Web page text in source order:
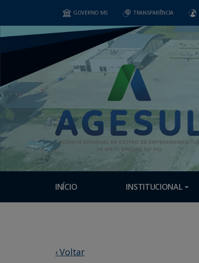
GOVERNO MS TRANSPARÊNCIA
INÍCIO INSTITUCIONAL
‹ Voltar